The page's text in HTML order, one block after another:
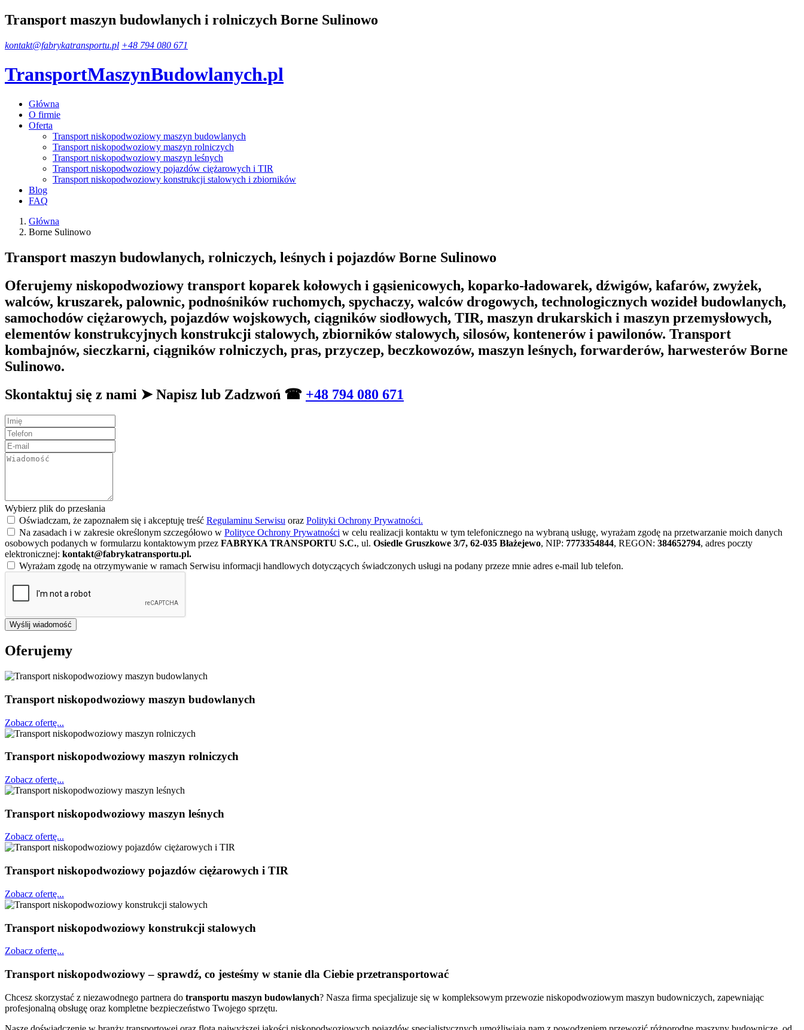
Transport maszyn budowlanych i rolniczych Borne Sulinowo
kontakt@fabrykatransportu.pl +48 794 080 671
TransportMaszynBudowlanych.pl
Główna
O firmie
Oferta
Transport niskopodwoziowy maszyn budowlanych
Transport niskopodwoziowy maszyn rolniczych
Transport niskopodwoziowy maszyn leśnych
Transport niskopodwoziowy pojazdów ciężarowych i TIR
Transport niskopodwoziowy konstrukcji stalowych i zbiorników
Blog
FAQ
Główna
Borne Sulinowo
Transport maszyn budowlanych, rolniczych, leśnych i pojazdów Borne Sulinowo
Oferujemy niskopodwoziowy transport koparek kołowych i gąsienicowych, koparko-ładowarek, dźwigów, kafarów, zwyżek,
walców, kruszarek, palownic, podnośników ruchomych, spychaczy, walców drogowych, technologicznych wozideł budowlanych,
samochodów ciężarowych, pojazdów wojskowych, ciągników siodłowych, TIR, maszyn drukarskich i maszyn przemysłowych,
elementów konstrukcyjnych konstrukcji stalowych, zbiorników stalowych, silosów, kontenerów i pawilonów. Transport
kombajnów, sieczkarni, ciągników rolniczych, pras, przyczep, beczkowozów, maszyn leśnych, forwarderów, harwesterów Borne
Sulinowo.
Skontaktuj się z nami ➤ Napisz lub Zadzwoń ☎ +48 794 080 671
Wybierz plik do przesłania
Oświadczam, że zapoznałem się i akceptuję treść Regulaminu Serwisu oraz Polityki Ochrony Prywatności.
Na zasadach i w zakresie określonym szczegółowo w Polityce Ochrony Prywatności w celu realizacji kontaktu w tym telefonicznego na wybraną usługę, wyrażam zgodę na przetwarzanie moich danych
osobowych podanych w formularzu kontaktowym przez FABRYKA TRANSPORTU S.C., ul. Osiedle Gruszkowe 3/7, 62-035 Błażejewo, NIP: 7773354844, REGON: 384652794, adres poczty
elektronicznej: kontakt@fabrykatransportu.pl.
Wyrażam zgodę na otrzymywanie w ramach Serwisu informacji handlowych dotyczących świadczonych usługi na podany przeze mnie adres e-mail lub telefon.
Wyślij wiadomość
Oferujemy
Transport niskopodwoziowy maszyn budowlanych
Zobacz ofertę...
Transport niskopodwoziowy maszyn rolniczych
Zobacz ofertę...
Transport niskopodwoziowy maszyn leśnych
Zobacz ofertę...
Transport niskopodwoziowy pojazdów ciężarowych i TIR
Zobacz ofertę...
Transport niskopodwoziowy konstrukcji stalowych
Zobacz ofertę...
Transport niskopodwoziowy – sprawdź, co jesteśmy w stanie dla Ciebie przetransportować
Chcesz skorzystać z niezawodnego partnera do transportu maszyn budowlanych? Nasza firma specjalizuje się w kompleksowym przewozie niskopodwoziowym maszyn budowniczych, zapewniając
profesjonalną obsługę oraz kompletne bezpieczeństwo Twojego sprzętu.